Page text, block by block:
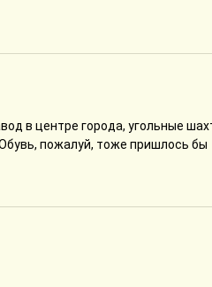
в центре города, угольные
пожалуй, тоже пришлось бы